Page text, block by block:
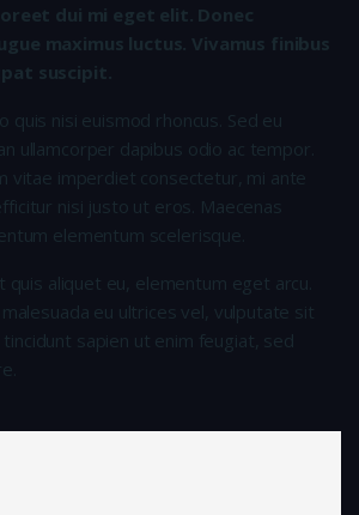
dui mi eget elit. Donec
maximus luctus. Vivamus finibus
suscipit.
quis nisi euismod rhoncus. Sed eu
ullamcorper dapibus odio ac tempor.
vitae imperdiet consectetur, mi ante
nisi justo ut eros. Maecenas
elementum scelerisque.
quis aliquet eu, elementum eget arcu.
eu ultrices vel, vulputate sit
sapien ut enim feugiat, sed